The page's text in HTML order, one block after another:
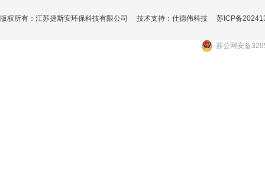
版权所有：江苏捷斯安环保科技有限公司 技术支持： 仕德伟科技 苏ICP备
苏公网安备